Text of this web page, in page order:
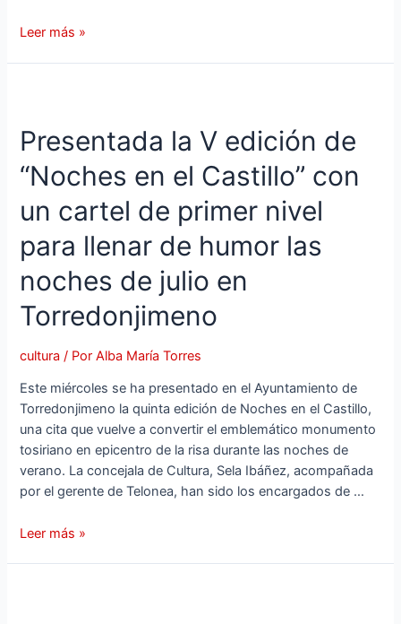
Leer más »
Presentada la V edición de
“Noches en el Castillo” con
un cartel de primer nivel
para llenar de humor las
noches de julio en
Torredonjimeno
cultura / PorAlba María Torres
Este miércoles se ha presentado en el Ayuntamiento de
Torredonjimeno la quinta edición de Noches en el Castillo,
una cita que vuelve a convertir el emblemático monumento
tosiriano en epicentro de la risa durante las noches de
verano. La concejala de Cultura, Sela Ibáñez, acompañada
por el gerente de Telonea, han sido los encargados de …
Leer más »